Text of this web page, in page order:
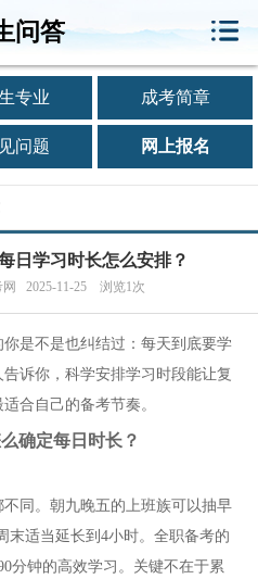
问答
专业 成考简章
问题 网上报名
日学习时长怎么安排？
网 2025-11-25 浏览1次
你是不是也纠结过：每天到底要学
诉你，科学安排学习时段能让复
合自己的备考节奏。
确定每日时长？
同。朝九晚五的上班族可以抽早
末适当延长到4小时。全职备考的
分钟的高效学习。关键不在于累